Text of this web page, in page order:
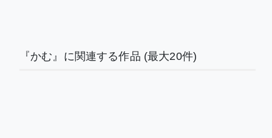
『かむ』に関連する作品 (最大20件)